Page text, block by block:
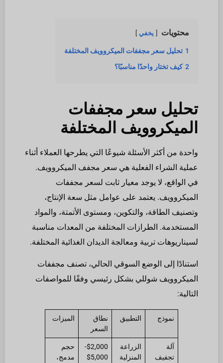
محتويات يخفي
1 تحليل سعر مجففات الميكروويف المختلفة
2 كيف تختار واحدًا مناسبًا؟
تحليل سعر مجففات
الميكروويف المختلفة
واحدة من أكثر الأسئلة شيوعًا التي يطرحها العملاء أثناء
عملية الشراء الفعلية هي سعر مجفف الميكروويف.
في الواقع، لا يوجد معيار ثابت لسعر مجففات
الميكروويف. يعتمد على عوامل مثل سعة الإنتاج،
وتصنيف الطاقة، والتكوين، ومستوى الأتمتة، والمواد
المستخدمة. الطرازات المختلفة من المعدات مناسبة
لسيناريوهات تربية ومعالجة الديدان الغذائية المختلفة.
استنادًا إلى الوضع السوقي الحالي، تصنف مجففات
الميكروويف شوللي بشكل رئيسي وفقًا للمواصفات
التالية:
نموذج التطبيق
نطاق
السعر
الميزات
آلة
تجفيف
الزراعة
المنزلية
$2,000-
$5,000
حجم
مدمج،